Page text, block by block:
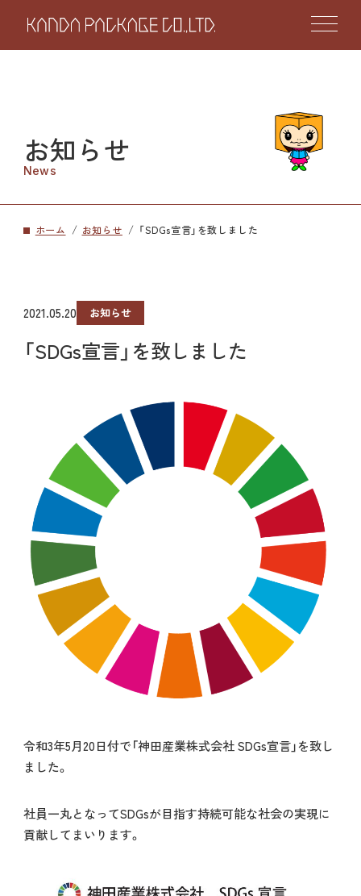
お知らせ
News
ホーム お知らせ 「SDGs宣言」を致しました
2021.05.20 お知らせ
「SDGs宣言」を致しました
令和3年5月20日付で「神田産業株式会社 SDGs宣言」を致し
ました。
社員一丸となってSDGsが目指す持続可能な社会の実現に
貢献してまいります。